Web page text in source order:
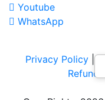
Youtube
WhatsApp
Privacy Policy |
Refund